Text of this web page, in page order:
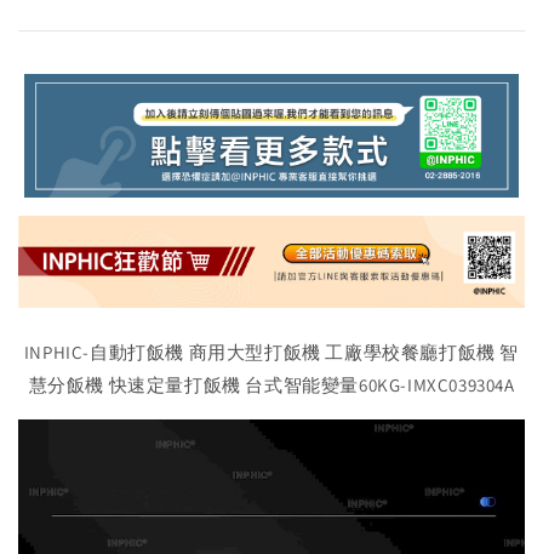
INPHIC-自動打飯機 商用大型打飯機 工廠學校餐廳打飯機 智
慧分飯機 快速定量打飯機 台式智能變量60KG-IMXC039304A